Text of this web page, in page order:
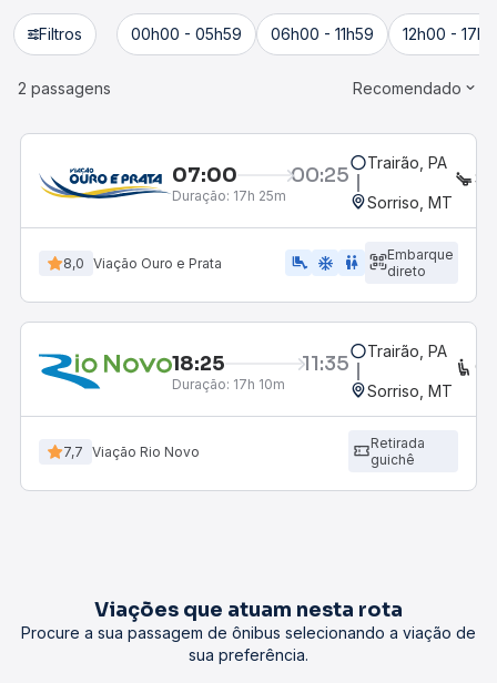
Filtros 00h00 - 05h59 06h00 - 11h59 12h00 -
2 passagens Recomendado
07:00 00:25
Duração: 17h 25m
Trairão, PA
Sorriso, MT
8,0 Viação Ouro e Prata airline_seat_legroom_extra ac_unit WC
Embarque
direto
18:25 11:35
Duração: 17h 10m
Trairão, PA
Sorriso, MT
7,7 Viação Rio Novo
Retirada
guichê
Viações que atuam nesta rota
Procure a sua passagem de ônibus selecionando a viação de
sua preferência.